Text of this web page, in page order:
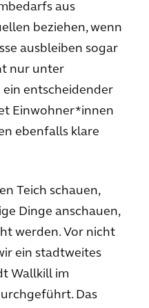
aus
beziehen, wenn
ausbleiben sogar
nur unter
entscheidender
Einwohner*innen
ebenfalls klare
Teich schauen,
Dinge anschauen,
werden. Vor nicht
ein stadtweites
Wallkill im
Das